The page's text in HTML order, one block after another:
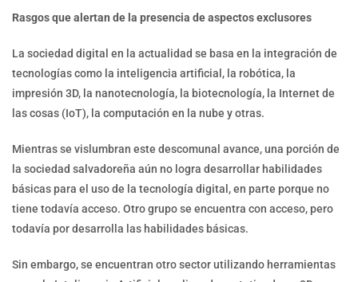
Rasgos que alertan de la presencia de aspectos exclusores
La sociedad digital en la actualidad se basa en la integración de
tecnologías como la inteligencia artificial, la robótica, la
impresión 3D, la nanotecnología, la biotecnología, la Internet de
las cosas (IoT), la computación en la nube y otras.
Mientras se vislumbran este descomunal avance, una porción de
la sociedad salvadoreña aún no logra desarrollar habilidades
básicas para el uso de la tecnología digital, en parte porque no
tiene todavía acceso. Otro grupo se encuentra con acceso, pero
todavía por desarrolla las habilidades básicas.
Sin embargo, se encuentran otro sector utilizando herramientas